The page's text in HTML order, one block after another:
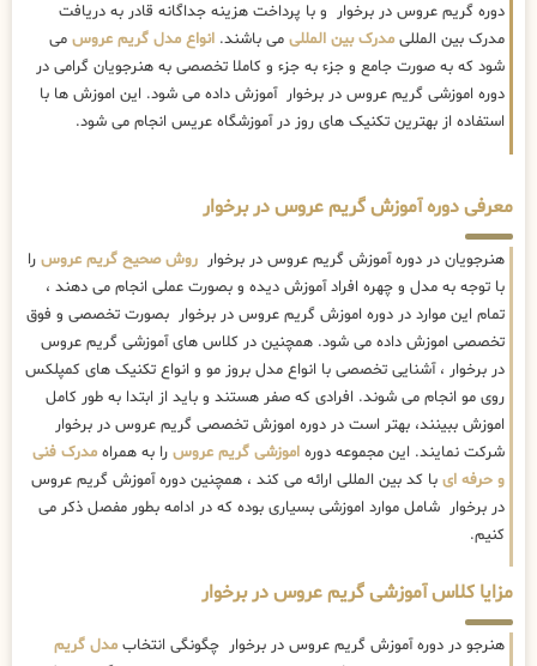
دوره گریم عروس در برخوار و با پرداخت هزینه جداگانه قادر به دریافت
مدرک بین المللی مدرک بین المللی می باشند. انواع مدل گریم عروس می
شود که به صورت جامع و جزء به جزء و کاملا تخصصی به هنرجویان گرامی در
دوره اموزشی گریم عروس در برخوار آموزش داده می شود. این اموزش ها با
استفاده از بهترین تکنیک های روز در آموزشگاه عریس انجام می شود.
معرفی دوره آموزش گریم عروس در برخوار
هنرجویان در دوره آموزش گریم عروس در برخوار روش صحیح گریم عروس را
با توجه به مدل و چهره افراد آموزش دیده و بصورت عملی انجام می دهند ،
تمام این موارد در دوره اموزش گریم عروس در برخوار بصورت تخصصی و فوق
تخصصی اموزش داده می شود. همچنین در کلاس های آموزشی گریم عروس
در برخوار ، آشنایی تخصصی با انواع مدل بروز مو و انواع تکنیک های کمپلکس
روی مو انجام می شوند. افرادی که صفر هستند و باید از ابتدا به طور کامل
اموزش ببینند، بهتر است در دوره اموزش تخصصی گریم عروس در برخوار
شرکت نمایند. این مجموعه دوره اموزشی گریم عروس را به همراه مدرک فنی
و حرفه ای با کد بین المللی ارائه می کند ، همچنین دوره آموزش گریم عروس
در برخوار شامل موارد اموزشی بسیاری بوده که در ادامه بطور مفصل ذکر می
کنیم.
مزایا کلاس آموزشی گریم عروس در برخوار
هنرجو در دوره آموزش گریم عروس در برخوار چگونگی انتخاب مدل گریم